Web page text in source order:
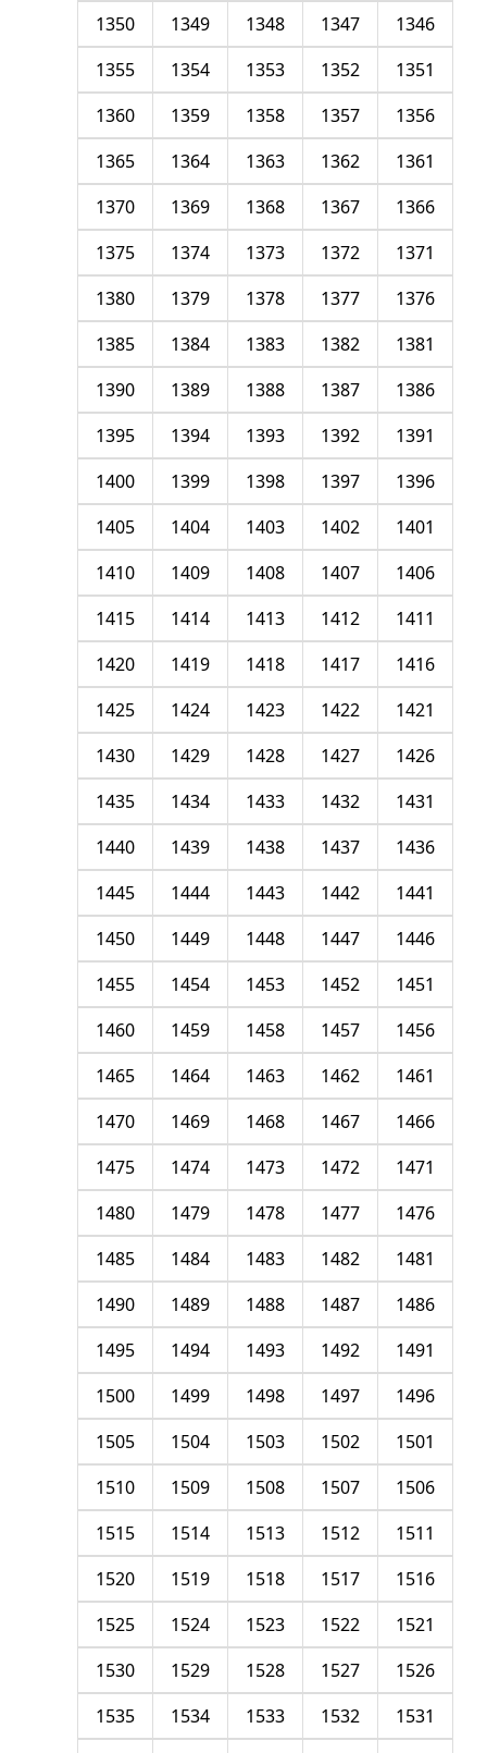
1346
1347
1348
1349
1350
1351
1352
1353
1354
1355
1356
1357
1358
1359
1360
1361
1362
1363
1364
1365
1366
1367
1368
1369
1370
1371
1372
1373
1374
1375
1376
1377
1378
1379
1380
1381
1382
1383
1384
1385
1386
1387
1388
1389
1390
1391
1392
1393
1394
1395
1396
1397
1398
1399
1400
1401
1402
1403
1404
1405
1406
1407
1408
1409
1410
1411
1412
1413
1414
1415
1416
1417
1418
1419
1420
1421
1422
1423
1424
1425
1426
1427
1428
1429
1430
1431
1432
1433
1434
1435
1436
1437
1438
1439
1440
1441
1442
1443
1444
1445
1446
1447
1448
1449
1450
1451
1452
1453
1454
1455
1456
1457
1458
1459
1460
1461
1462
1463
1464
1465
1466
1467
1468
1469
1470
1471
1472
1473
1474
1475
1476
1477
1478
1479
1480
1481
1482
1483
1484
1485
1486
1487
1488
1489
1490
1491
1492
1493
1494
1495
1496
1497
1498
1499
1500
1501
1502
1503
1504
1505
1506
1507
1508
1509
1510
1511
1512
1513
1514
1515
1516
1517
1518
1519
1520
1521
1522
1523
1524
1525
1526
1527
1528
1529
1530
1531
1532
1533
1534
1535